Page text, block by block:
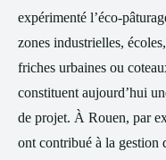
expérimenté l’éco-
zones industrielles,
friches urbaines ou
constituent aujourd’hui
de projet. À Rouen, par
ont contribué à la gestion